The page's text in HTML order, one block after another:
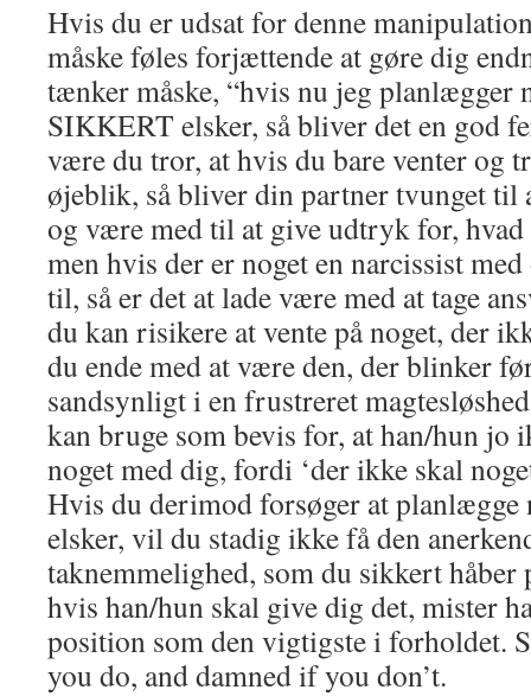
Hvis du er udsat for denne
måske føles forjættende at gøre dig
tænker måske, “hvis nu jeg planlægger
SIKKERT elsker, så bliver det en god
være du tror, at hvis du bare venter og
øjeblik, så bliver din partner tvunget til
og være med til at give udtryk for,
men hvis der er noget en narcissist
til, så er det at lade være med at tage
du kan risikere at vente på noget, der
du ende med at være den, der blinker
sandsynligt i en frustreret
kan bruge som bevis for, at han/hun jo
noget med dig, fordi ‘der ikke skal
Hvis du derimod forsøger at planlægge
elsker, vil du stadig ikke få den
taknemmelighed, som du sikkert håber
hvis han/hun skal give dig det, mister
position som den vigtigste i forholdet.
you do, and damned if you don’t.